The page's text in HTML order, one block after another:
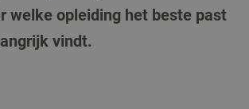
welke opleiding het beste past
vindt.